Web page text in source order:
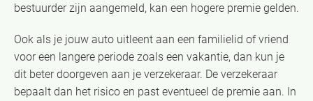
bestuurder zijn aangemeld, kan een hogere premie gelden.
Ook als je jouw auto uitleent aan een familielid of vriend
voor een langere periode zoals een vakantie, dan kun je
dit beter doorgeven aan je verzekeraar. De verzekeraar
bepaalt dan het risico en past eventueel de premie aan. In